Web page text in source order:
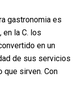
gastronomia es
en la C. los
en un
de sus servicios
que sirven. Con